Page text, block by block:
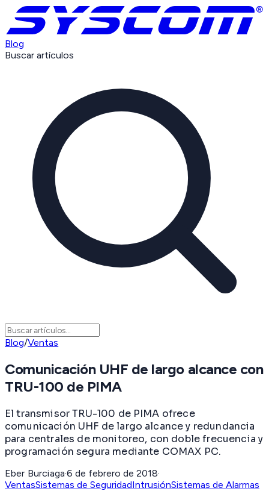
Blog
Buscar artículos
Blog/Ventas
Comunicación UHF de largo alcance con
TRU-100 de PIMA
El transmisor TRU-100 de PIMA ofrece
comunicación UHF de largo alcance y redundancia
para centrales de monitoreo, con doble frecuencia y
programación segura mediante COMAX PC.
Eber Burciaga·6 de febrero de 2018·
VentasSistemas de SeguridadIntrusiónSistemas de Alarmas